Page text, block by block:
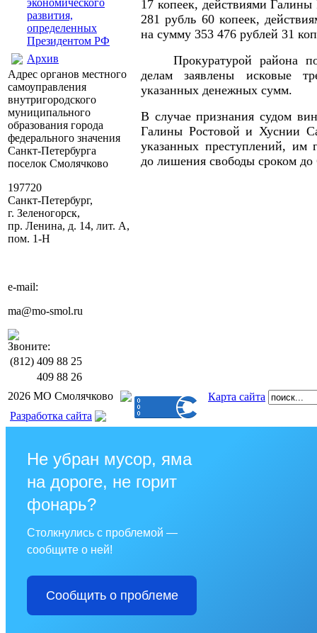
экономического
развития,
определенных
Президентом РФ
Архив
Адрес органов местного
самоуправления
внутригородского
муниципального
образования города
федерального значения
Санкт-Петербурга
поселок Смолячково
197720
Санкт-Петербург,
г. Зеленогорск,
пр. Ленина, д. 14, лит. А,
пом. 1-Н
e-mail:
ma@mo-smol.ru
Звоните:
(812) 409 88 25
409 88 26
17 копеек, действиями
281 рубль 60 копеек,
на сумму 353 476 рублей 31
Прокуратурой района
делам заявлены исковые
указанных денежных сумм.
В случае признания судом
Галины Ростовой и Хуснии
указанных преступлений, им
до лишения свободы сроком до
2026 МО Смолячково
Карта сайта
Разработка сайта
Не убран мусор, яма
на дороге, не горит
фонарь?
Столкнулись с проблемой —
сообщите о ней!
Сообщить о проблеме